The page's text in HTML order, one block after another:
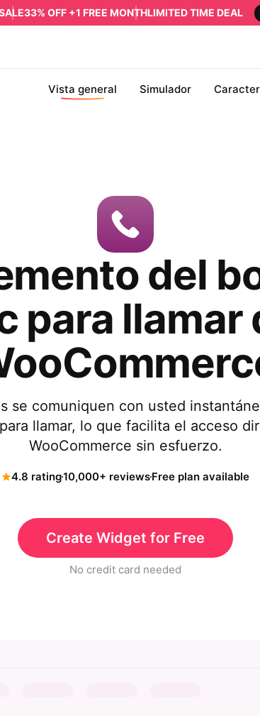
33% OFF +1 FREE MONTHLIMITED TIME DEAL
Vista general Simulador
del
para llamar
se comuniquen con usted
llamar, lo que facilita el acceso
WooCommerce sin esfuerzo.
4.8 rating10,000+ reviewsFree plan available
Create Widget for Free
No credit card needed